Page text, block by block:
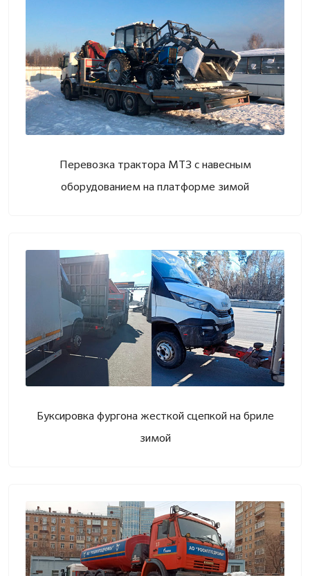
Перевозка трактора МТЗ с навесным
оборудованием на платформе зимой
Буксировка фургона жесткой сцепкой на бриле
зимой